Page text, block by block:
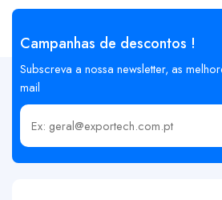
Campanhas de descontos !
Subscreva a nossa newsletter, as
mail
Insira o seu email